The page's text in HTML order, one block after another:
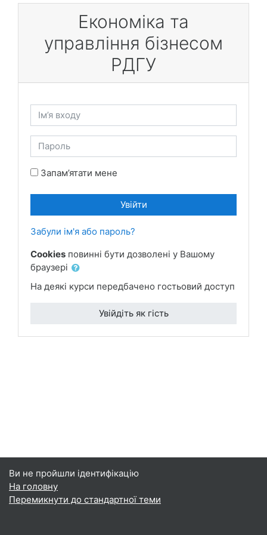
Перейти до головного вмісту
Економіка та
управління бізнесом
РДГУ
Ім’я входу
Пароль
Запам’ятати мене
Увійти
Забули ім'я або пароль?
Cookies повинні бути дозволені у Вашому
браузері
На деякі курси передбачено гостьовий доступ
Увійдіть як гість
Ви не пройшли ідентифікацію
На головну
Перемикнути до стандартної теми